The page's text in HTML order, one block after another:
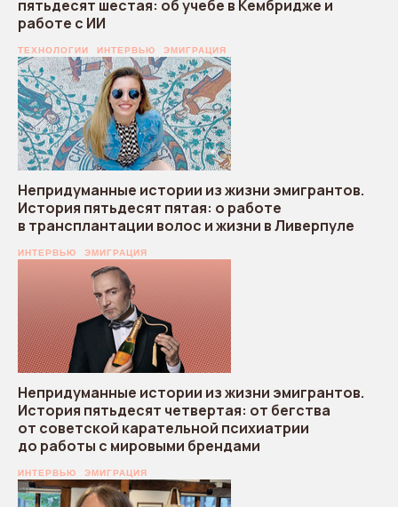
пятьдесят шестая: об учебе в Кембридже и
работе с ИИ
ТЕХНОЛОГИИ ИНТЕРВЬЮ ЭМИГРАЦИЯ
Непридуманные истории из жизни эмигрантов.
История пятьдесят пятая: о работе
в трансплантации волос и жизни в Ливерпуле
ИНТЕРВЬЮ ЭМИГРАЦИЯ
Непридуманные истории из жизни эмигрантов.
История пятьдесят четвертая: от бегства
от советской карательной психиатрии
до работы с мировыми брендами
ИНТЕРВЬЮ ЭМИГРАЦИЯ